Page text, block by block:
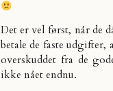
Det er vel først, når de
betale de faste udgifter,
overskuddet fra de
ikke nået endnu.